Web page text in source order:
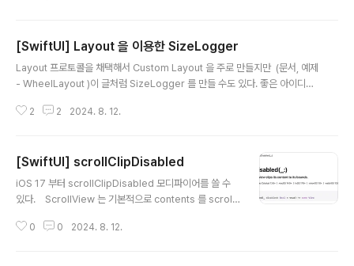
해 별도의 wrapper view 를 만들고 @State property
를 선언했음) AS ISimport SwiftUIstruct SomeVie
w: View { @Binding var text: String var body: so
[SwiftUI] Layout 을 이용한 SizeLogger
Layout 프로토콜을 채택해서 Custom Layout 을 주로 만들지만 (문서, 예제
- WheelLayout )이 글처럼 SizeLogger 를 만들 수도 있다. 좋은 아이디
roposal: ProposedViewSize, subviews: Subviews, cache: inout
2 2 2024. 8. 12.
[SwiftUI] scrollClipDisabled
iOS 17 부터 scrollClipDisabled 모디파이어를 쓸 수
있다. ScrollView 는 기본적으로 contents 를 scroll
에 들어가는 뷰에 shadow 를 주면 짤리게 된다.그 때 이
0 0 2024. 8. 12.